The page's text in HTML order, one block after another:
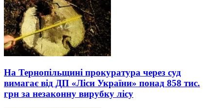
На Тернопільщині прокуратура через суд
вимагає від ДП «Ліси України» понад 858 тис.
грн за незаконну вирубку лісу